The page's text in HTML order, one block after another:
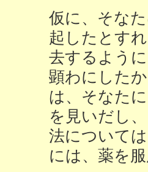
仮に、そな
起したとす
去するよう
顕わにした
は、そなた
を見いだし
法について
には、薬を